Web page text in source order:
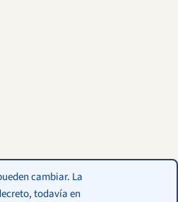
cambiar. La
todavía en